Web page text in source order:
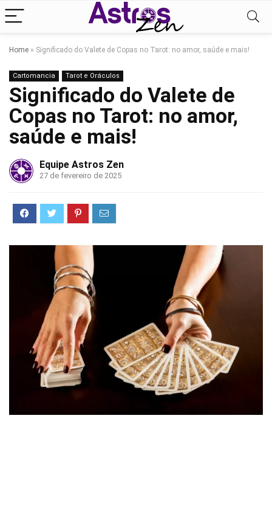
Home » Significado do Valete de Copas no Tarot: no amor, saúde e mais!
Cartomancia Tarot e Oráculos
Significado do Valete de
Copas no Tarot: no amor,
saúde e mais!
Equipe Astros Zen
27 de fevereiro de 2025